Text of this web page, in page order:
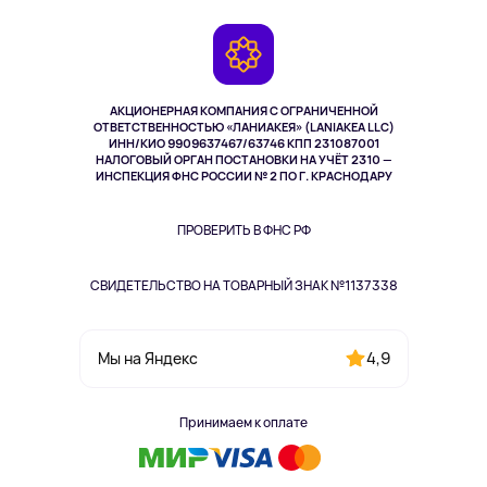
АКЦИОНЕРНАЯ КОМПАНИЯ С ОГРАНИЧЕННОЙ
ОТВЕТСТВЕННОСТЬЮ «ЛАНИАКЕЯ» (LANIAKEA LLC)
ИНН/КИО 9909637467/63746 КПП 231087001
НАЛОГОВЫЙ ОРГАН ПОСТАНОВКИ НА УЧЁТ 2310 —
ИНСПЕКЦИЯ ФНС РОССИИ № 2 ПО Г. КРАСНОДАРУ
ПРОВЕРИТЬ В ФНС РФ
СВИДЕТЕЛЬСТВО НА ТОВАРНЫЙ ЗНАК №1137338
Мы на Яндекс 4,9
Принимаем к оплате
Одежда и аксессуары